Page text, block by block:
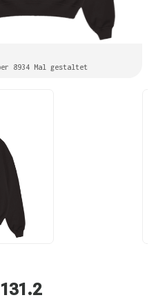
8934 Mal gestaltet